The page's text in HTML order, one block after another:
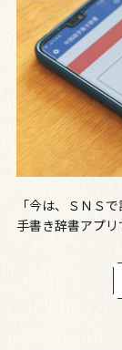
「今は、ＳＮＳ
手書き辞書アプリ